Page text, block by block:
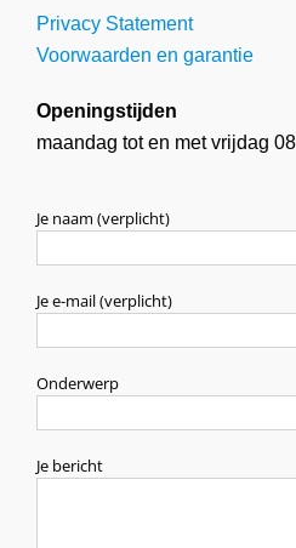
Privacy Statement
Voorwaarden en garantie
Openingstijden
maandag tot en met vrijdag
Je naam (verplicht)
Je e-mail (verplicht)
Onderwerp
Je bericht